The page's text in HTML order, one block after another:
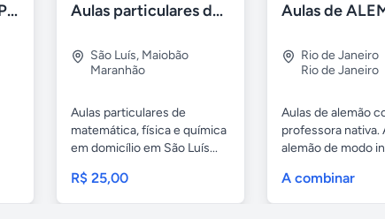
Acompanhamento Pedagógico Aulas particulares de matemática, física e química 25 reais
São Luís, Maiobão
Maranhão
Aulas particulares de
matemática, física e química
em domicílio em São Luís...
R$ 25,00
Rio de Janeiro
Rio de Janeiro
Aulas de alemão
professora nativa.
alemão de modo
A combinar